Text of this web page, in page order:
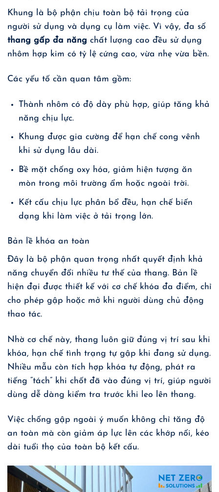
Khung là bộ phận chịu toàn bộ tải trọng của
người sử dụng và dụng cụ làm việc. Vì vậy, đa số
thang gấp đa năng chất lượng cao đều sử dụng
nhôm hợp kim có tỷ lệ cứng cao, vừa nhẹ vừa bền.
Các yếu tố cần quan tâm gồm:
Thành nhôm có độ dày phù hợp, giúp tăng khả
năng chịu lực.
Khung được gia cường để hạn chế cong vênh
khi sử dụng lâu dài.
Bề mặt chống oxy hóa, giảm hiện tượng ăn
mòn trong môi trường ẩm hoặc ngoài trời.
Kết cấu chịu lực phân bổ đều, hạn chế biến
dạng khi làm việc ở tải trọng lớn.
Bản lề khóa an toàn
Đây là bộ phận quan trọng nhất quyết định khả
năng chuyển đổi nhiều tư thế của thang. Bản lề
hiện đại được thiết kế với cơ chế khóa đa điểm, chỉ
cho phép gập hoặc mở khi người dùng chủ động
thao tác.
Nhờ cơ chế này, thang luôn giữ đúng vị trí sau khi
khóa, hạn chế tình trạng tự gập khi đang sử dụng.
Nhiều mẫu còn tích hợp khóa tự động, phát ra
tiếng “tách” khi chốt đã vào đúng vị trí, giúp người
dùng dễ dàng kiểm tra trước khi leo lên thang.
Việc chống gập ngoài ý muốn không chỉ tăng độ
an toàn mà còn giảm áp lực lên các khớp nối, kéo
dài tuổi thọ của toàn bộ kết cấu.